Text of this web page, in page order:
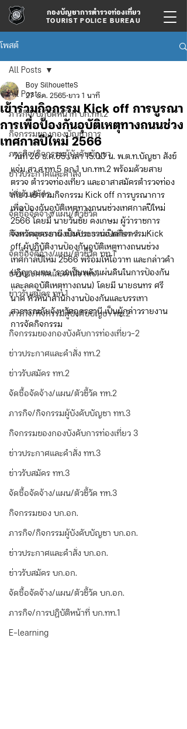
กองบัญชาการตำรวจท่องเที่ยว
TOURIST POLICE BUREAU
โพสต์
All Posts
ภารกิจ/ปฏิบัติหน้าที่ บก.ทท.2
กิจกรรมของกองบัญชาการ
ภารกิจ/กิจกรรมผู้บังคับบัญชา
ข่าวประกาศและคำสั่ง
ข่าวรับสมัคร
จัดซื้อจัดจ้าง/แผน/ตัวชี้วัด
กิจกรรมของกองบังคับการท่องเที่ยว-1
จัดซื้อจัดจ้าง/แผน/ตัวชี้วัด ทท.1
ข่าวประกาศและคำสั่ง ทท.1
ข่าวรับสมัคร ทท.1
ภารกิจ/กิจกรรมผู้บังคับบัญชา ทท.2
กิจกรรมของกองบังคับการท่องเที่ยว-2
ข่าวประกาศและคำสั่ง ทท.2
ข่าวรับสมัคร ทท.2
จัดซื้อจัดจ้าง/แผน/ตัวชี้วัด ทท.2
ภารกิจ/กิจกรรมผู้บังคับบัญชา ทท.3
กิจกรรมของกองบังคับการท่องเที่ยว 3
ข่าวประกาศและคำสั่ง ทท.3
ข่าวรับสมัคร ทท.3
จัดซื้อจัดจ้าง/แผน/ตัวชี้วัด ทท.3
กิจกรรมของ บก.อก.
ภารกิจ/กิจกรรมผู้บังคับบัญชา บก.อก.
ข่าวประกาศและคำสั่ง บก.อก.
ข่าวรับสมัคร บก.อก.
จัดซื้อจัดจ้าง/แผน/ตัวชี้วัด บก.อก.
ภารกิจ/การปฏิบัติหน้าที่ บก.ทท.1
E-learning
All Posts
เข้าร่วมกิจกรรม Kick off การบูรณา
การเพื่อป้องกันอุบัติเหตุทางถนนช่วง
เทศกาลปีใหม่ 2566
Boy SilhouetteS
27 ธ.ค. 2565 ยาว 1 นาที
วันที่ 26 ธ.ค.65 เวลา 15.00 น. พ.ต.ท.บัญชา สังข์
แจ่ม สว.ส.ทท.5 กก.1 บก.ทท.2 พร้อมด้วยสาย
ตรวจ ตำรวจท่องเที่ยว และอาสาสมัครตำรวจท่อง
เที่ยว เข้าร่วมกิจกรรม Kick off การบูรณาการ
เพื่อป้องกันอุบัติเหตุทางถนนช่วงเทศกาลปีใหม่
2566 โดยมี นายวันชัย คงเกษม ผู้ว่าราชการ
จังหวัดอุดรธานี เป็นประธานเปิดกิจกรรมKick
off ผู้ปฏิบัติงานป้องกันอุบัติเหตุทางถนนช่วง
เทศกาลปีใหม่ 2566 พร้อมให้โอวาท และกล่าวคำ
ปฏิญาณตน "รวมเป็นพลังแผ่นดินในการป้องกัน
และลดอุบัติเหตุทางถนน) โดยมี นายธนทร ศรี
นาค หัวหน้าสำนักงานป้องกันและบรรเทา
สาธารณภัยจังหวัดอุดรธานี เป็นผู้กล่าวรายงาน
การจัดกิจกรรม